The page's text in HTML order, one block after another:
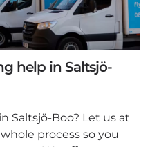
help in Saltsjö-
Saltsjö-Boo? Let us at
process so you